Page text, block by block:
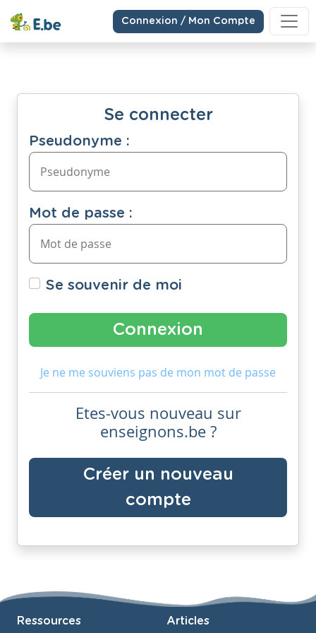
Connexion / Mon Compte
Se connecter
Pseudonyme :
Mot de passe :
Se souvenir de moi
Je ne me souviens pas de mon mot de passe
Etes-vous nouveau sur
enseignons.be ?
Créer un nouveau
compte
Ressources Articles